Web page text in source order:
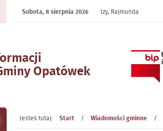
Opatówek
Sobota,8sierpnia 2026
Izy, Rajmunda
Jesteś tutaj: Start / Wiadomości gminne /